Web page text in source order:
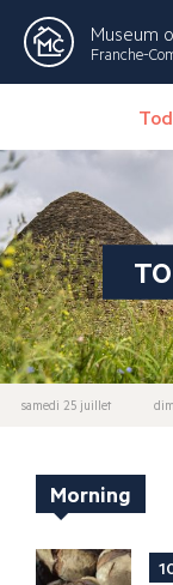
Museum
Franche-
samedi 25 juillet
Morning